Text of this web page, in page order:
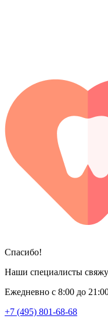
Спасибо!
Наши специалисты
Ежедневно с 8:00 до
+7 (495) 801-68-68